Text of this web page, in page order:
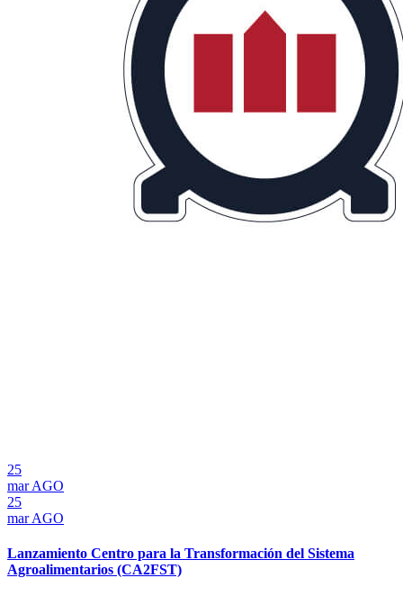
25
mar AGO
25
mar AGO
Lanzamiento Centro para la Transformación del Sistema
Agroalimentarios (CA2FST)